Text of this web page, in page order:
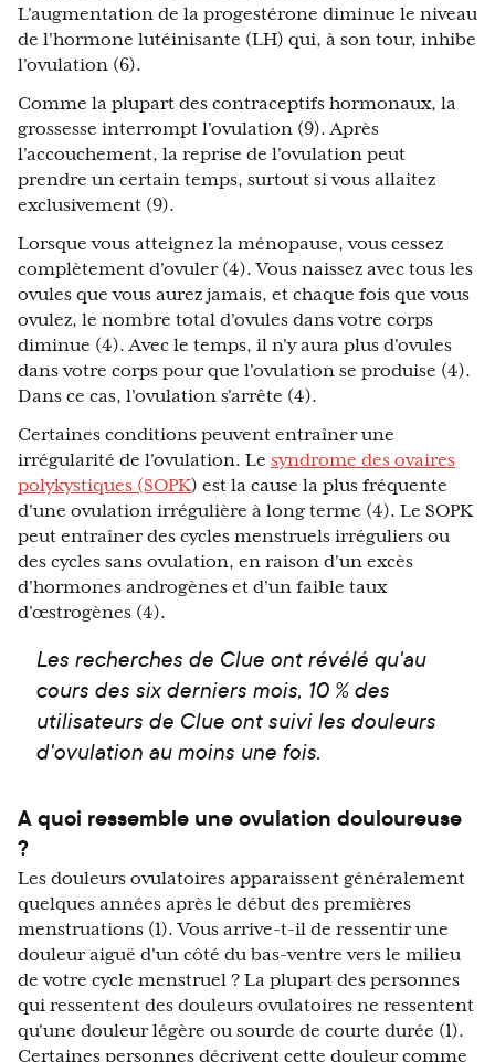
L'augmentation de la progestérone diminue le niveau
de l'hormone lutéinisante (LH) qui, à son tour, inhibe
l'ovulation (6).
Comme la plupart des contraceptifs hormonaux, la
grossesse interrompt l'ovulation (9). Après
l'accouchement, la reprise de l'ovulation peut
prendre un certain temps, surtout si vous allaitez
exclusivement (9).
Lorsque vous atteignez la ménopause, vous cessez
complètement d'ovuler (4). Vous naissez avec tous les
ovules que vous aurez jamais, et chaque fois que vous
ovulez, le nombre total d'ovules dans votre corps
diminue (4). Avec le temps, il n'y aura plus d'ovules
dans votre corps pour que l'ovulation se produise (4).
Dans ce cas, l'ovulation s'arrête (4).
Certaines conditions peuvent entraîner une
irrégularité de l'ovulation. Le syndrome des ovaires
polykystiques (SOPK) est la cause la plus fréquente
d'une ovulation irrégulière à long terme (4). Le SOPK
peut entraîner des cycles menstruels irréguliers ou
des cycles sans ovulation, en raison d'un excès
d'hormones androgènes et d'un faible taux
d'œstrogènes (4).
Les recherches de Clue ont révélé qu'au
cours des six derniers mois, 10 % des
utilisateurs de Clue ont suivi les douleurs
d'ovulation au moins une fois.
A quoi ressemble une ovulation douloureuse
?
Les douleurs ovulatoires apparaissent généralement
quelques années après le début des premières
menstruations (1). Vous arrive-t-il de ressentir une
douleur aiguë d'un côté du bas-ventre vers le milieu
de votre cycle menstruel ? La plupart des personnes
qui ressentent des douleurs ovulatoires ne ressentent
qu'une douleur légère ou sourde de courte durée (1).
Certaines personnes décrivent cette douleur comme